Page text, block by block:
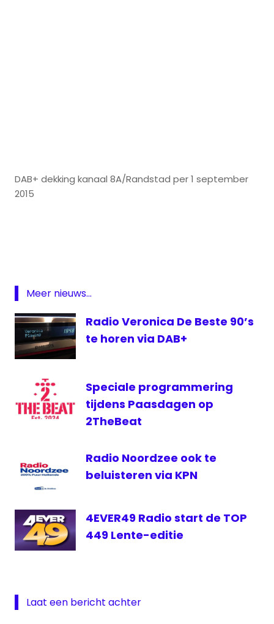
DAB+ dekking kanaal 8A/Randstad per 1 september
2015
digitale
ether
Randstad
regionaal
Meer nieuws...
Radio Veronica De Beste 90’s
te horen via DAB+
Speciale programmering
tijdens Paasdagen op
2TheBeat
Radio Noordzee ook te
beluisteren via KPN
4EVER49 Radio start de TOP
449 Lente-editie
Laat een bericht achter